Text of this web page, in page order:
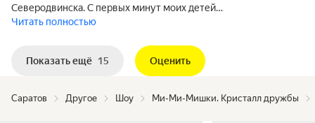
Северодвинска. С первых минут моих детей…
Читать полностью
Показать ещё 15 Оценить
Саратов Другое Шоу Ми-Ми-Мишки. Кристалл дружбы